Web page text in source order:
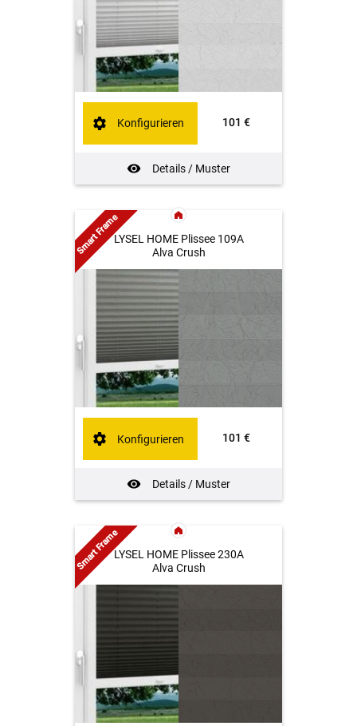
101 €
Details / Muster
Konfigurieren
LYSEL HOME Plissee 109A
Alva Crush
101 €
Details / Muster
Konfigurieren
Smart Frame
LYSEL HOME Plissee 230A
Alva Crush
Smart Frame